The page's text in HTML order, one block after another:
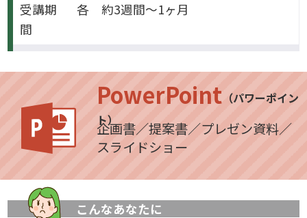
受講期
間
各 約3週間～1ヶ月
PowerPoint （パワーポイン
ト）
企画書／提案書／プレゼン資料／
スライドショー
こんなあなたに